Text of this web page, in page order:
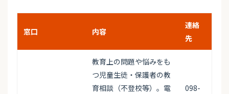
窓口 内容
連絡
先
教育上の問題や悩みをも
つ児童生徒・保護者の教
育相談（不登校等）。電
098-